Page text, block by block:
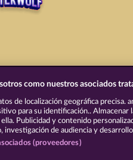
como nuestros asociados
de localización geográfica precisa.
para su identificación.. Almacenar
ella. Publicidad y contenido
investigación de audiencia y
(proveedores)